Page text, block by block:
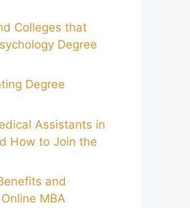
Colleges that
Degree
Degree
Assistants in
How to Join the
and
MBA